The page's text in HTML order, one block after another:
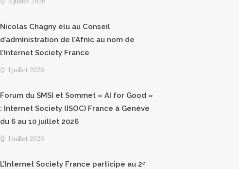
Nicolas Chagny élu au Conseil
d’administration de l’Afnic au nom de
l’Internet Society France
1 juillet 2026
Forum du SMSI et Sommet « AI for Good »
: Internet Society (ISOC) France à Genève
du 6 au 10 juillet 2026
1 juillet 2026
L’Internet Society France participe au 2ᵉ